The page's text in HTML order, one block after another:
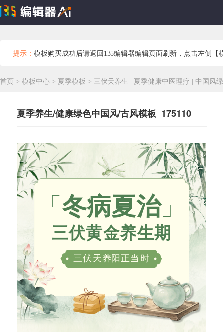
提示： 模板购买成功后请返回135编辑器编辑页面刷新，点击左侧【
首页 > 模板中心 > 夏季模板 > 三伏天养生 | 夏季健康中医理疗 | 中国风
夏季养生/健康绿色中国风/古风模板 175110
「 冬病夏治」
三伏黄金养生期
三伏天养阳正当时